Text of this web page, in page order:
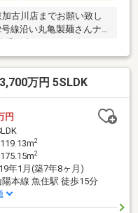
古川店までお願い致し
線沿い丸亀製麺さんナ
ム施工●売主の契約不適
万円 5SLDK
円
2
2
年1月(築7年8ヶ月)
陽本線 魚住駅 徒歩15分